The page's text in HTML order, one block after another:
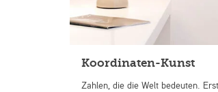
Koordinaten-Kunst
Zahlen, die die Welt bedeuten.